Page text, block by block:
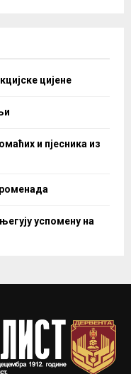
цијене
и пјесника из
успомену на